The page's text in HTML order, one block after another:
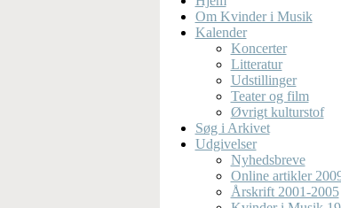
Om Kvinder i Musik
Kalender
Koncerter
Litteratur
Udstillinger
Teater og film
Øvrigt kulturstof
Søg i Arkivet
Udgivelser
Nyhedsbreve
Online artikler
Årskrift 2001-2005